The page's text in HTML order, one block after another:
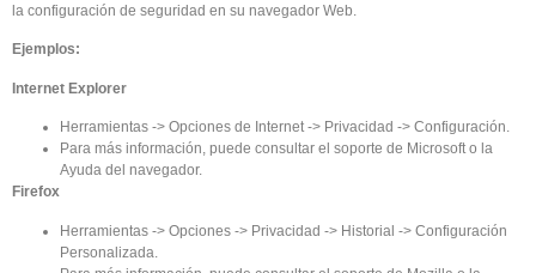
la configuración de seguridad en su navegador Web.
Ejemplos:
Internet Explorer
Herramientas -> Opciones de Internet -> Privacidad -> Configuración.
Para más información, puede consultar el soporte de Microsoft o la
Ayuda del navegador.
Firefox
Herramientas -> Opciones -> Privacidad -> Historial -> Configuración
Personalizada.